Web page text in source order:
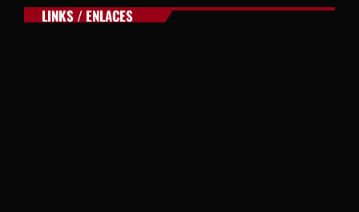
LINKS / ENLACES